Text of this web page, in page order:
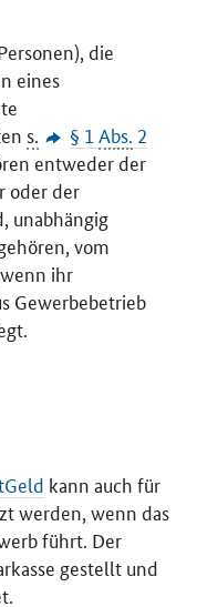
die
eines
s. § 1 Abs. 2
entweder der
oder der
unabhängig
vom
ihr
Gewerbebetrieb
kann auch für
werden, wenn das
führt. Der
gestellt und